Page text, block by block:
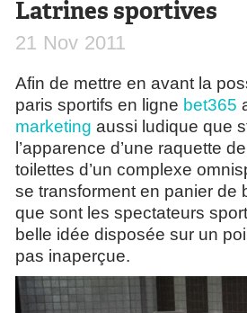
Latrines sportives
21 Nov 2011
Afin de mettre en avant la
paris sportifs en ligne bet365
marketing aussi ludique que
l’apparence d’une raquette
toilettes d’un complexe
se transforment en panier de
que sont les spectateurs
belle idée disposée sur un
pas inaperçue.